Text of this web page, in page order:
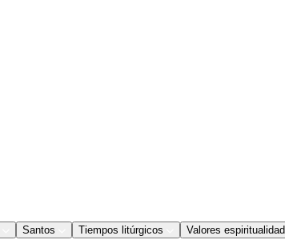
Santos Tiempos litúrgicos Valores espiritualidad